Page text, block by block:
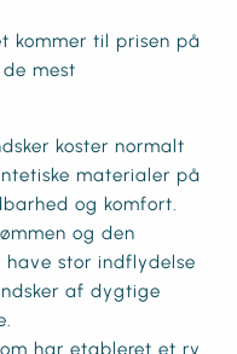
kommer til prisen på
mest
koster normalt
materialer på
og komfort.
og den
have stor indflydelse
af dygtige
har etableret et ry